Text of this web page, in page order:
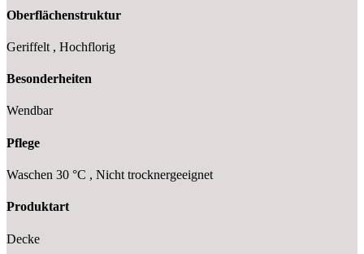
Oberflächenstruktur
Geriffelt , Hochflorig
Besonderheiten
Wendbar
Pflege
Waschen 30 °C , Nicht trocknergeeignet
Produktart
Decke